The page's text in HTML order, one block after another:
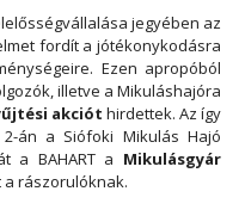
jegyében az
fordít a jótékonykodásra
Ezen apropóból
illetve a Mikuláshajóra
akciót hirdettek. Az így
án a Siófoki Mikulás Hajó
a BAHART a Mikulásgyár
rászorulóknak.